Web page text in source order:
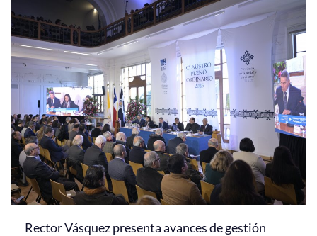
Rector Vásquez presenta avances de gestión